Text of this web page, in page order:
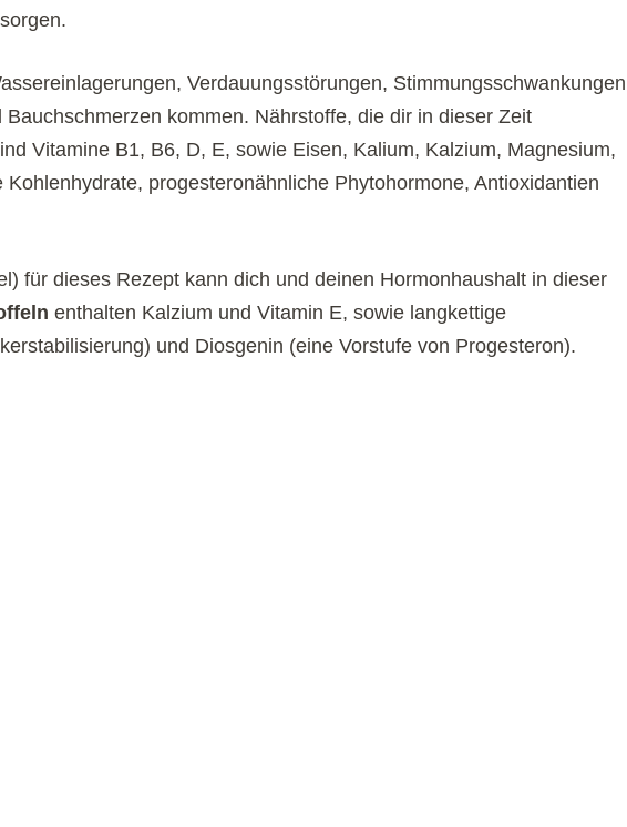
Verdauungsstörungen, Stimmungsschwankungen
kommen. Nährstoffe, die dir in dieser Zeit
Vitamine B1, B6, D, E, sowie Eisen, Kalium, Kalzium, Magnesium,
progesteronähnliche Phytohormone, Antioxidantien
für dieses Rezept kann dich und deinen Hormonhaushalt in dieser
enthalten Kalzium und Vitamin E, sowie langkettige
und Diosgenin (eine Vorstufe von Progesteron).